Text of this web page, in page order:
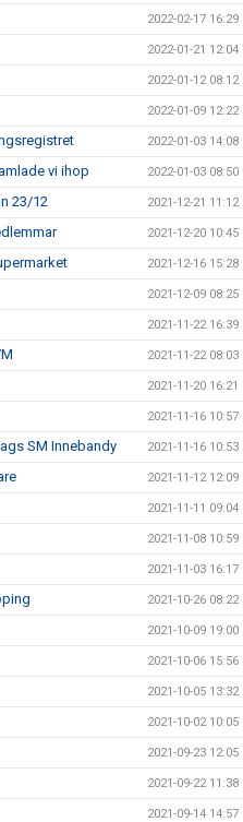
2022-02-17 16:29
2022-01-21 12:04
2022-01-12 08:12
2022-01-09 12:22
2022-01-03 14:08
vi ihop 2022-01-03 08:50
23/12 2021-12-21 11:12
2021-12-20 10:45
2021-12-16 15:28
2021-12-09 08:25
2021-11-22 16:39
2021-11-22 08:03
2021-11-20 16:21
2021-11-16 10:57
SM Innebandy 2021-11-16 10:53
2021-11-12 12:09
2021-11-11 09:04
2021-11-08 10:59
2021-11-03 16:17
2021-10-26 08:22
2021-10-09 19:00
2021-10-06 15:56
2021-10-05 13:32
2021-10-02 10:05
2021-09-23 12:05
2021-09-22 11:38
2021-09-14 14:57